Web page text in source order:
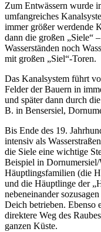
Zum Entwässern wurde
umfangreiches
immer größer werdende
dann die großen „Siele“
Wasserständen noch
mit großen „Siel“-Toren.
Das Kanalsystem führt
Felder der Bauern in
und später dann durch
B. in Bensersiel,
Bis Ende des 19.
intensiv als
die Siele eine wichtige
Beispiel in
Häuptlingsfamilien (die
und die Häuptlinge der
nebeneinander
Deich betrieben. Ebenso
direktere Weg des
ganzen Küste.